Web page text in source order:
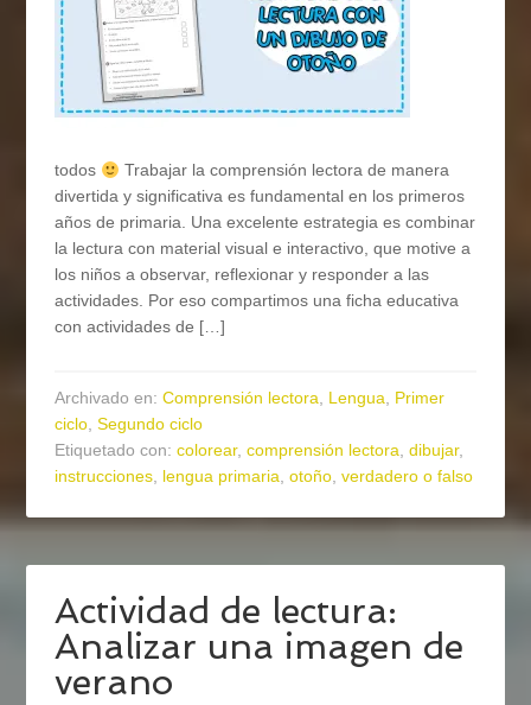
todos
Trabajar la comprensión lectora de manera
divertida y significativa es fundamental en los primeros
años de primaria. Una excelente estrategia es combinar
la lectura con material visual e interactivo, que motive a
los niños a observar, reflexionar y responder a las
actividades. Por eso compartimos una ficha educativa
con actividades de […]
Archivado en:Comprensión lectora, Lengua, Primer
ciclo,Segundo ciclo
Etiquetado con:colorear,comprensión lectora,dibujar,
instrucciones, lengua primaria,otoño,verdadero o falso
Actividad de lectura:
Analizar una imagen de
verano